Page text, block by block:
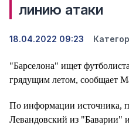
линию атаки
18.04.2022 09:23
"Барселона" ищет
грядущим летом, сообщает
По информации источника,
Левандовский из "Баварии"